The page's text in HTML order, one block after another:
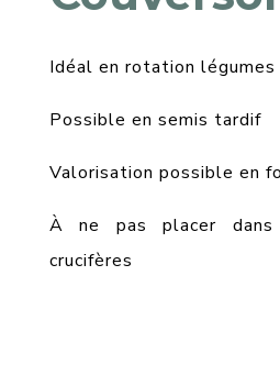
Idéal en rotation légumes
Possible en semis tardif
Valorisation possible en
À ne pas placer
crucifères